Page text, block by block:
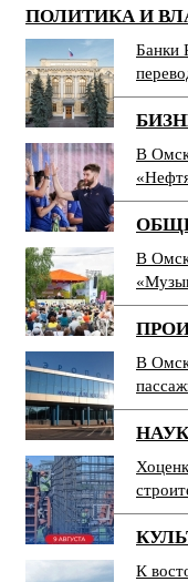
ПОЛИТИКА И
Банки
В
В
В
К